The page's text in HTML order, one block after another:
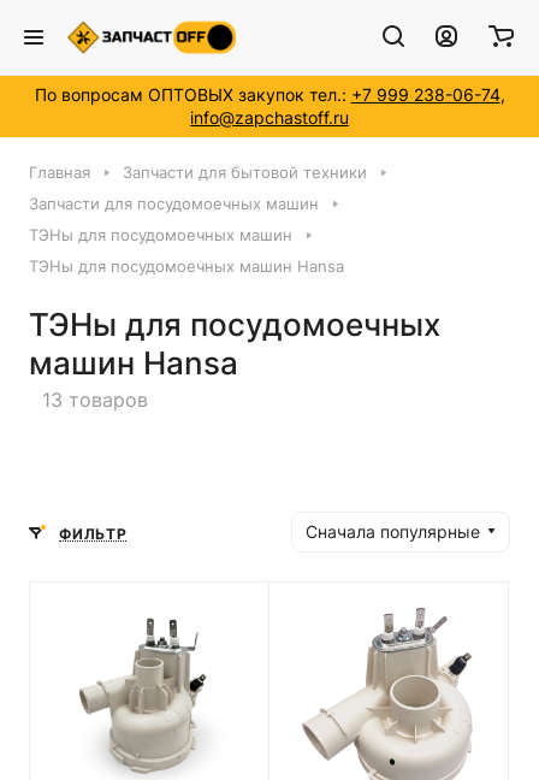
По вопросам ОПТОВЫХ закупок тел.: +7 999 238-06-74,
info@zapchastoff.ru
Главная
Запчасти для бытовой техники
Запчасти для посудомоечных машин
ТЭНы для посудомоечных машин
ТЭНы для посудомоечных машин Hansa
ТЭНы для посудомоечных
машин Hansa
13 товаров
ФИЛЬТР Сначала популярные
Номер модели *